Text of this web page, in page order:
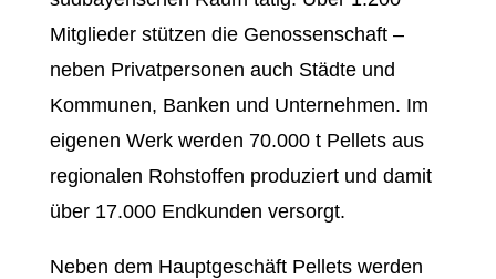
Mitglieder stützen die Genossenschaft –
neben Privatpersonen auch Städte und
Kommunen, Banken und Unternehmen. Im
eigenen Werk werden 70.000 t Pellets aus
regionalen Rohstoffen produziert und damit
über 17.000 Endkunden versorgt.
Neben dem Hauptgeschäft Pellets werden